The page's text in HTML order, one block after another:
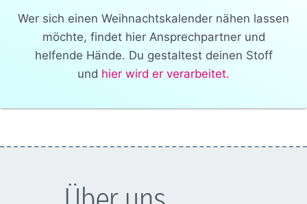
Wer sich einen Weihnachtskalender nähen lassen
möchte, findet hier Ansprechpartner und
helfende Hände. Du gestaltest deinen Stoff
und hier wird er verarbeitet.